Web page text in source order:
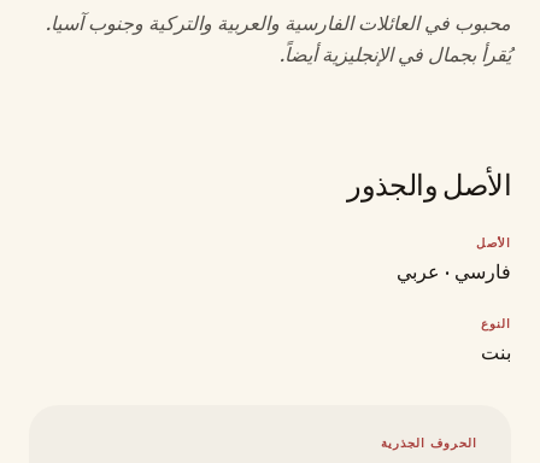
محبوب في العائلات الفارسية والعربية والتركية وجنوب آسيا.
يُقرأ بجمال في الإنجليزية أيضاً.
الأصل والجذور
الأصل
فارسي · عربي
النوع
بنت
الحروف الجذرية